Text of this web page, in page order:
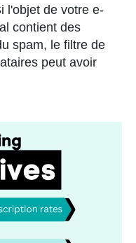
l'objet de votre e-
contient des
spam, le filtre de
peut avoir